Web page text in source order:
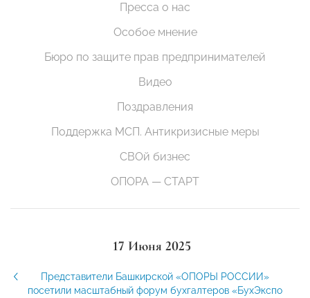
Пресса о нас
Особое мнение
Бюро по защите прав предпринимателей
Видео
Поздравления
Поддержка МСП. Антикризисные меры
СВОй бизнес
ОПОРА — СТАРТ
17 Июня 2025
Представители Башкирской «ОПОРЫ РОССИИ»
посетили масштабный форум бухгалтеров «БухЭкспо